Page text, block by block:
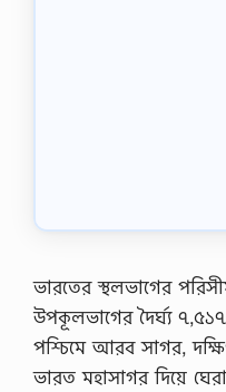
ভারতের স্থলভাগের
উপকূলভাগের দৈর্ঘ্য
পশ্চিমে আরব সাগর,
ভারত মহাসাগর দিয়ে